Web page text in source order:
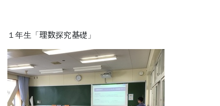
１年生「理数探究基礎」